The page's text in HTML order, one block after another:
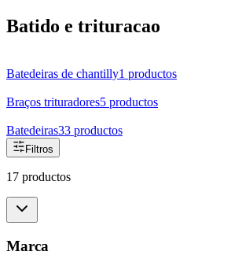
Batido e trituracao
Batedeiras de chantilly1 productos
Braços trituradores5 productos
Batedeiras33 productos
Filtros
17 productos
Marca